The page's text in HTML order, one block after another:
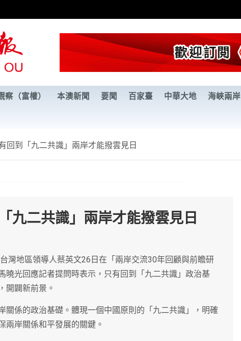
察（富權） 本澳新聞 要聞 百家臺 中華大地 海峽兩岸
回到「九二共識」兩岸才能撥雲見日
九二共識」兩岸才能撥雲見日
灣地區領導人蔡英文26日在「兩岸交流30年回顧與前瞻研
曉光回應記者提問時表示，只有回到「九二共識」政治基
開闢新前景。
關係的政治基礎。體現一個中國原則的「九二共識」，明確
兩岸關係和平發展的關鍵。